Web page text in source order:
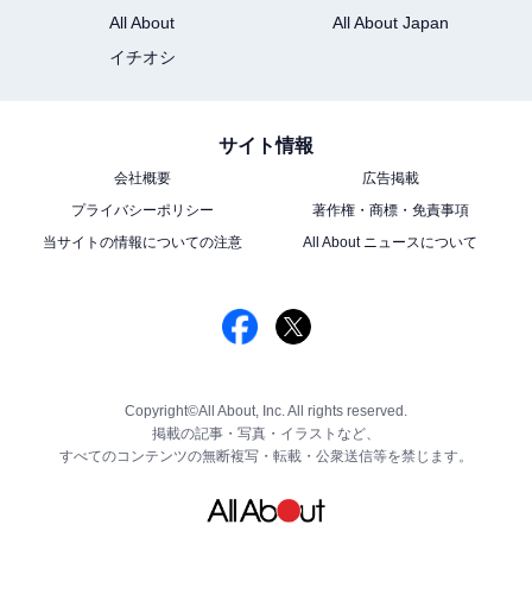
All About
All About Japan
イチオシ
サイト情報
会社概要
広告掲載
プライバシーポリシー
著作権・商標・免責事項
当サイトの情報についての注意
All About ニュースについて
Copyright©All About, Inc. All rights reserved.
掲載の記事・写真・イラストなど、
すべてのコンテンツの無断複写・転載・公衆送信等を禁じます。